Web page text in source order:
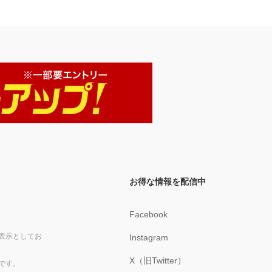
示としてお
。
お得な情報を配信中
Facebook
Instagram
X（旧Twitter）